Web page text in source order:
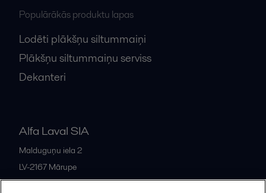
Populārākās produktu lapas
Lodēti plākšņu siltummaiņi
Plākšņu siltummaiņu serviss
Dekanteri
Alfa Laval SIA
Malduguņu iela 2
LV-2167 Mārupe
Latvia